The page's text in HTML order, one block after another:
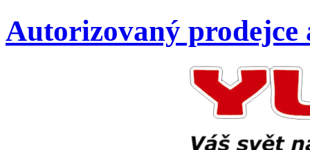
Autorizovaný prodejce